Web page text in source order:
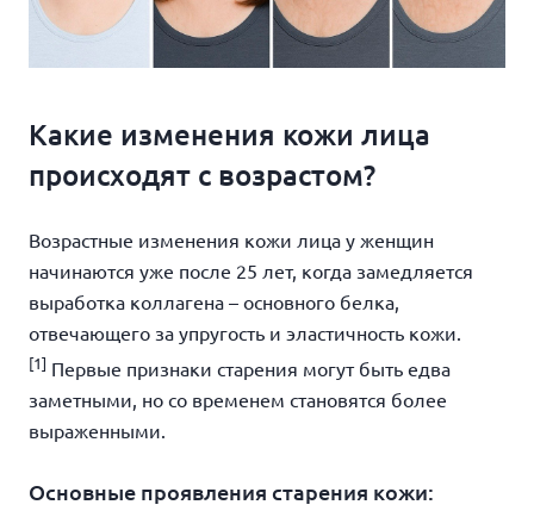
Какие изменения кожи лица
происходят с возрастом?
Возрастные изменения кожи лица у женщин
начинаются уже после 25 лет, когда замедляется
выработка коллагена – основного белка,
отвечающего за упругость и эластичность кожи.
[1] Первые признаки старения могут быть едва
заметными, но со временем становятся более
выраженными.
Основные проявления старения кожи: